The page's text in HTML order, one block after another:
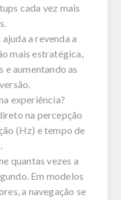
cada vez mais
a revenda a
mais estratégica,
aumentando as
experiência?
na percepção
(Hz) e tempo de
quantas vezes a
Em modelos
a navegação se